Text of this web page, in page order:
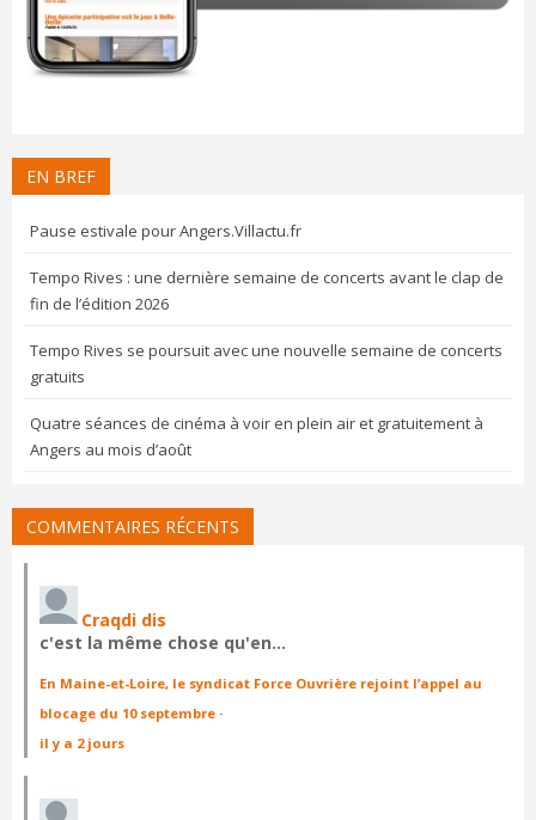
EN BREF
Pause estivale pour Angers.Villactu.fr
Tempo Rives : une dernière semaine de concerts avant le clap de
fin de l’édition 2026
Tempo Rives se poursuit avec une nouvelle semaine de concerts
gratuits
Quatre séances de cinéma à voir en plein air et gratuitement à
Angers au mois d’août
COMMENTAIRES RÉCENTS
Craqdi dis
c'est la même chose qu'en…
En Maine-et-Loire, le syndicat Force Ouvrière rejoint l’appel au
blocage du 10 septembre ·
il y a 2 jours